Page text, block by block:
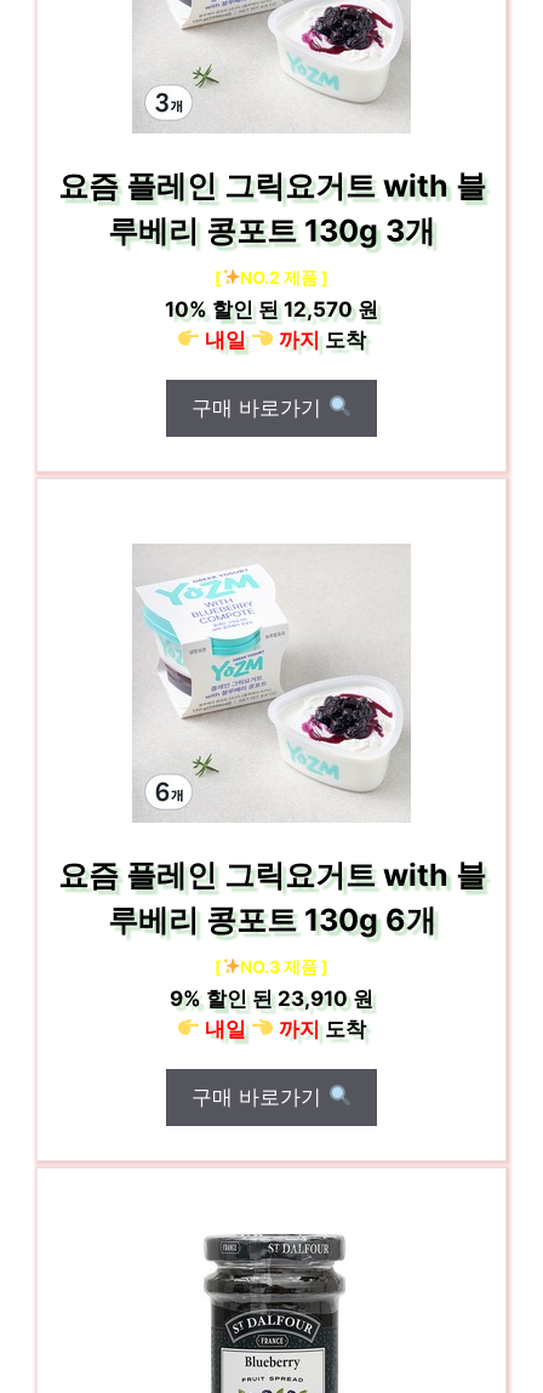
요즘 플레인 그릭요거트 with 블
루베리 콩포트 130g 3개
[ NO.2 제품 ]
10% 할인 된12,570 원
내일
까지도착
구매 바로가기
요즘 플레인 그릭요거트 with 블
루베리 콩포트 130g 6개
[ NO.3 제품 ]
9% 할인 된23,910 원
내일
까지도착
구매 바로가기